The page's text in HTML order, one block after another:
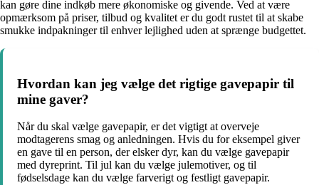
kan gøre dine indkøb mere økonomiske og givende. Ved at være
opmærksom på priser, tilbud og kvalitet er du godt rustet til at skabe
smukke indpakninger til enhver lejlighed uden at sprænge budgettet.
Hvordan kan jeg vælge det rigtige gavepapir til
mine gaver?
Når du skal vælge gavepapir, er det vigtigt at overveje
modtagerens smag og anledningen. Hvis du for eksempel giver
en gave til en person, der elsker dyr, kan du vælge gavepapir
med dyreprint. Til jul kan du vælge julemotiver, og til
fødselsdage kan du vælge farverigt og festligt gavepapir.